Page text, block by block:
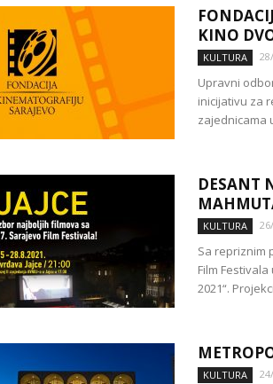
KINO
KULTURA
Upravni
inicijativu za
zajednicama
DESANT
KULTURA
Sa repriznim
Film
2021“.
KULTURA